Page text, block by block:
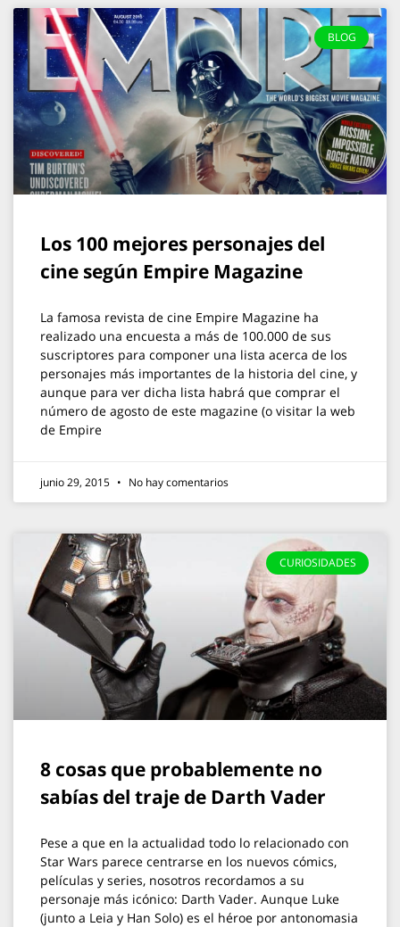
BLOG
Los 100 mejores personajes del
cine según Empire Magazine
La famosa revista de cine Empire Magazine ha
realizado una encuesta a más de 100.000 de sus
suscriptores para componer una lista acerca de los
personajes más importantes de la historia del cine, y
aunque para ver dicha lista habrá que comprar el
número de agosto de este magazine (o visitar la web
de Empire
junio 29, 2015 No hay comentarios
CURIOSIDADES
8 cosas que probablemente no
sabías del traje de Darth Vader
Pese a que en la actualidad todo lo relacionado con
Star Wars parece centrarse en los nuevos cómics,
películas y series, nosotros recordamos a su
personaje más icónico: Darth Vader. Aunque Luke
(junto a Leia y Han Solo) es el héroe por antonomasia